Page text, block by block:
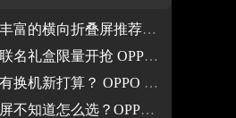
的横向折叠屏推荐——OPPO Find N2
盒限量开抢 OPPO携全家福产品开启“年货节”
打算？ OPPO Reno9春促活动多重福利等你来拿
道怎么选？OPPO Find N2让折叠屏更常用